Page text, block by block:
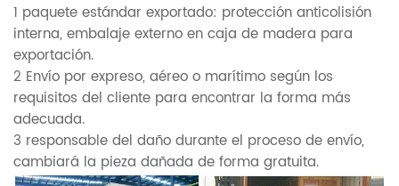
1 paquete estándar exportado: protección anticolisión
interna, embalaje externo en caja de madera para
exportación.
2 Envío por expreso, aéreo o marítimo según los
requisitos del cliente para encontrar la forma más
adecuada.
3 responsable del daño durante el proceso de envío,
cambiará la pieza dañada de forma gratuita.